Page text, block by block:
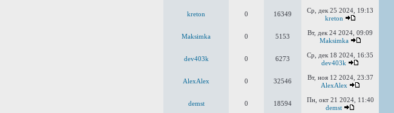
kreton 0 16349
Ср, дек 25 2024, 19:13
kreton
Maksimka 0 5153
Вт, дек 24 2024, 09:09
Maksimka
dev403k 0 6273
Ср, дек 18 2024, 16:35
dev403k
AlexAlex 0 32546
Вт, ноя 12 2024, 23:37
AlexAlex
demst 0 18594
Пн, окт 21 2024, 11:40
demst